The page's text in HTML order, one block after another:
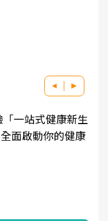
一站式健康新生
面啟動你的健康